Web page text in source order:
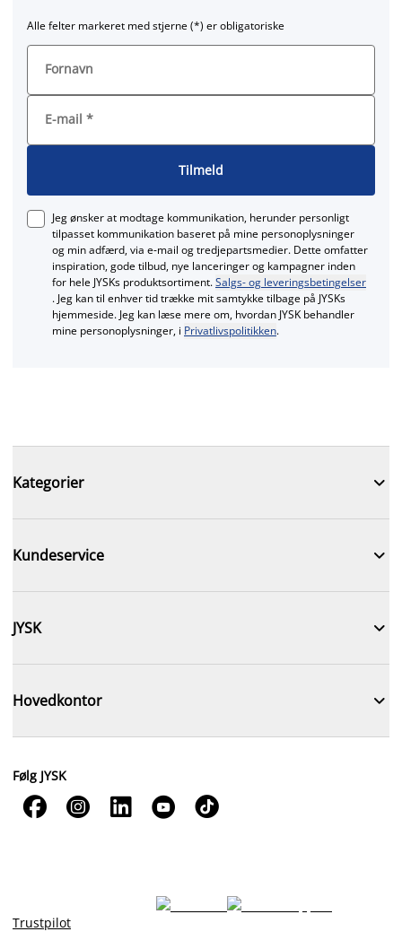
Alle felter markeret med stjerne (*) er obligatoriske
Fornavn
E-mail *
Tilmeld
Jeg ønsker at modtage kommunikation, herunder personligt
tilpasset kommunikation baseret på mine personoplysninger
og min adfærd, via e‑mail og tredjepartsmedier. Dette omfatter
inspiration, gode tilbud, nye lanceringer og kampagner inden
for hele JYSKs produktsortiment.Salgs- og leveringsbetingelser
. Jeg kan til enhver tid trække mit samtykke tilbage på JYSKs
hjemmeside. Jeg kan læse mere om, hvordan JYSK behandler
mine personoplysninger, i Privatlivspolitikken.
Kategorier 
Kundeservice 
JYSK 
Hovedkontor 
Følg JYSK
    
Trustpilot